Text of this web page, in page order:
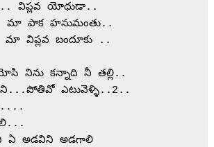
విప్లవ యోధుడా..
మా పాక హనుమంతు..
మా విప్లవ బందూకు ..
నిను కన్నాది నీ తల్లి..
ఎటువెళ్ళి..2..
ఏ అడవిని అడగాలి